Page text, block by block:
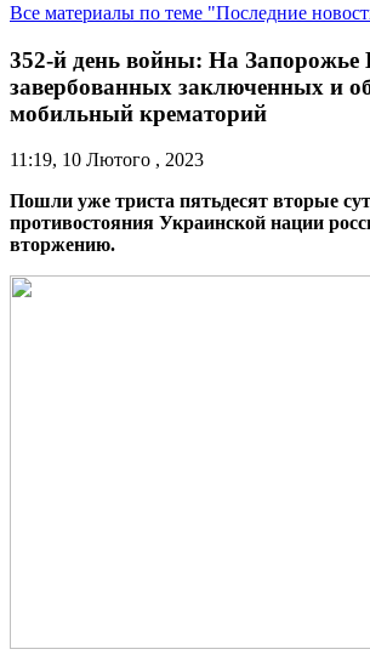
Все материалы по теме "Последние
352-й день войны: На Запорожье
завербованных заключенных и
мобильный крематорий
11:19, 10 Лютого , 2023
Пошли уже триста пятьдесят вторые
противостояния Украинской нации
вторжению.